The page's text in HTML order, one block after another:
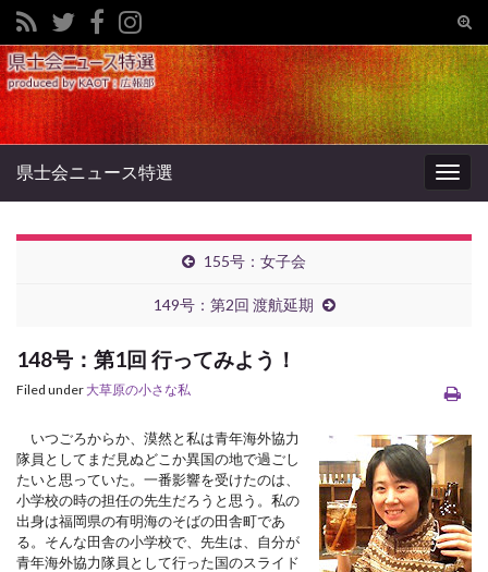
Search for:
県士会ニュース特選
155号：女子会
149号：第2回 渡航延期
148号：第1回 行ってみよう！
Filed under 大草原の小さな私
いつごろからか、漠然と私は青年海外協力
隊員としてまだ見ぬどこか異国の地で過ごし
たいと思っていた。一番影響を受けたのは、
小学校の時の担任の先生だろうと思う。私の
出身は福岡県の有明海のそばの田舎町であ
る。そんな田舎の小学校で、先生は、自分が
青年海外協力隊員として行った国のスライド